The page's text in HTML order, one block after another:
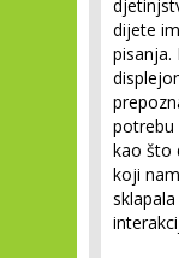
dijete
pisanja.
potrebu
kao što
koji